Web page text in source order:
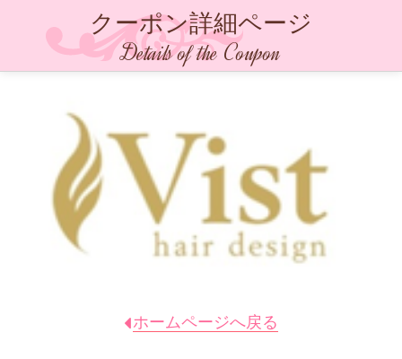
クーポン詳細ページ
Details of the Coupon
ホームページへ戻る